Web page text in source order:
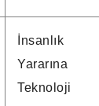
İnsanlık
Yararına
Teknoloji